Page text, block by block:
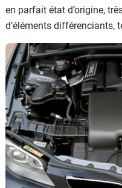
en parfait état d’origine,
d’éléments différenciants,